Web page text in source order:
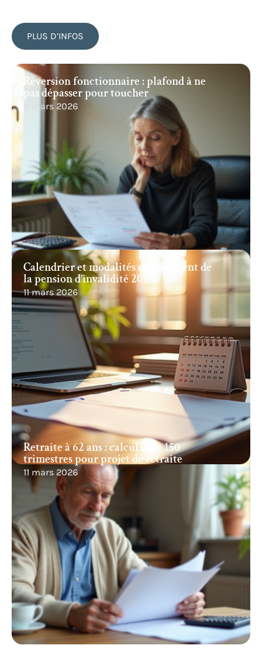
Retraite à 62 ans : calcul avec 150
trimestres pour projet de retraite
11 mars 2026
Réversion fonctionnaire : plafond à ne
pas dépasser pour toucher
11 mars 2026
Calendrier et modalités du paiement de
la pension d’invalidité 2025
11 mars 2026
PLUS D’INFOS